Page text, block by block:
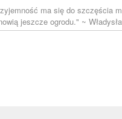
ma się do szczęścia
jeszcze ogrodu." ~